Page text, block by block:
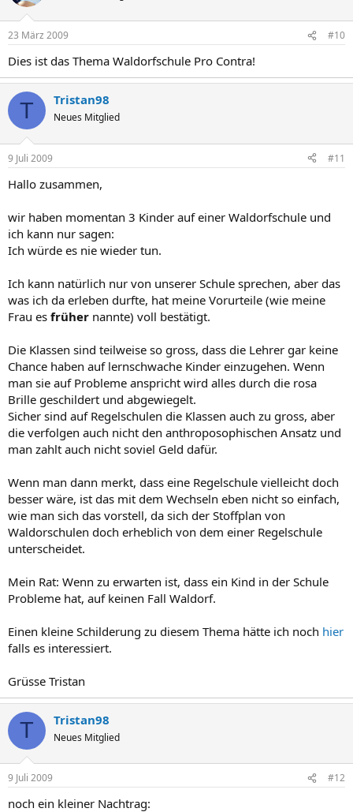
23 März 2009 #10
Dies ist das Thema Waldorfschule Pro Contra!
T Tristan98
Neues Mitglied
9 Juli 2009 #11
Hallo zusammen,
wir haben momentan 3 Kinder auf einer Waldorfschule und
ich kann nur sagen:
Ich würde es nie wieder tun.
Ich kann natürlich nur von unserer Schule sprechen, aber das
was ich da erleben durfte, hat meine Vorurteile (wie meine
Frau es früher nannte) voll bestätigt.
Die Klassen sind teilweise so gross, dass die Lehrer gar keine
Chance haben auf lernschwache Kinder einzugehen. Wenn
man sie auf Probleme anspricht wird alles durch die rosa
Brille geschildert und abgewiegelt.
Sicher sind auf Regelschulen die Klassen auch zu gross, aber
die verfolgen auch nicht den anthroposophischen Ansatz und
man zahlt auch nicht soviel Geld dafür.
Wenn man dann merkt, dass eine Regelschule vielleicht doch
besser wäre, ist das mit dem Wechseln eben nicht so einfach,
wie man sich das vorstell, da sich der Stoffplan von
Waldorschulen doch erheblich von dem einer Regelschule
unterscheidet.
Mein Rat: Wenn zu erwarten ist, dass ein Kind in der Schule
Probleme hat, auf keinen Fall Waldorf.
Einen kleine Schilderung zu diesem Thema hätte ich noch hier
falls es interessiert.
Grüsse Tristan
T Tristan98
Neues Mitglied
9 Juli 2009 #12
noch ein kleiner Nachtrag: